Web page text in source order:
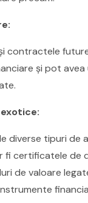
contractele
și pot avea
diverse tipuri de
fi certificatele de
de valoare